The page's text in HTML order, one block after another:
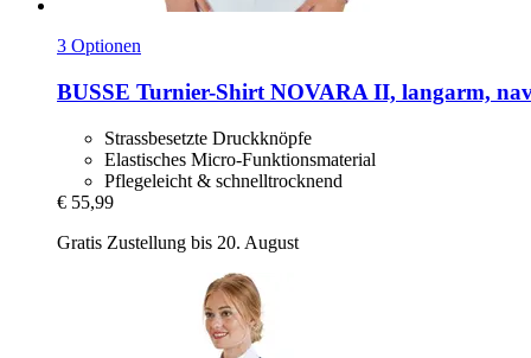
3 Optionen
BUSSE Turnier-​Shirt NOVARA II, langarm,
Strassbesetzte Druckknöpfe
Elastisches Micro-Funktionsmaterial
Pflegeleicht & schnelltrocknend
€ 55,99
Gratis Zustellung bis 20. August